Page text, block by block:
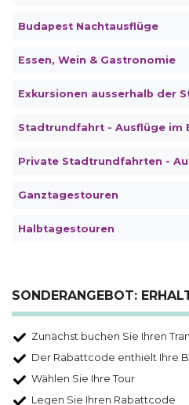
Budapest Nachtausflüge
Essen, Wein & Gastronomie
Exkursionen ausserhalb der
Stadtrundfahrt - Ausflüge im
Private Stadtrundfahrten -
Ganztagestouren
Halbtagestouren
SONDERANGEBOT:
Zunächst buchen Sie Ihren
Der Rabattcode enthielt Ihre
Wählen Sie Ihre Tour
Legen Sie Ihren Rabattcode